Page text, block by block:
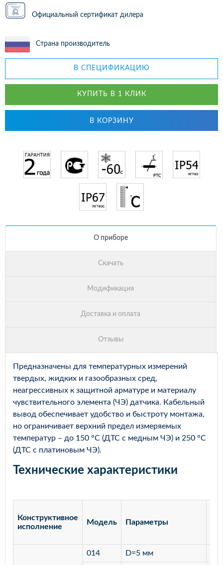
Официальный сертификат дилера
Страна производитель
В СПЕЦИФИКАЦИЮ
КУПИТЬ В 1 КЛИК
В КОРЗИНУ
Предназначены для температурных измерений
твердых, жидких и газообразных сред,
неагрессивных к защитной арматуре и материалу
чувствительного элемента (ЧЭ) датчика. Кабельный
вывод обеспечивает удобство и быстроту монтажа,
но ограничивает верхний предел измеряемых
температур – до 150 °С (ДТС с медным ЧЭ) и 250 °С
(ДТС с платиновым ЧЭ).
Технические характеристики
Конструктивное
исполнение
Модель Параметры
014 D=5 мм